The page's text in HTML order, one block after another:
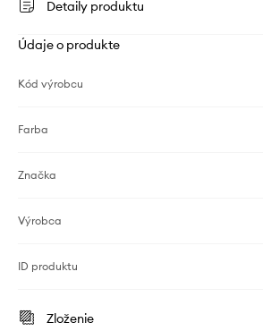
Detaily produktu
Údaje o produkte
Kód výrobcu
Farba
Značka
Výrobca
ID produktu
Zloženie